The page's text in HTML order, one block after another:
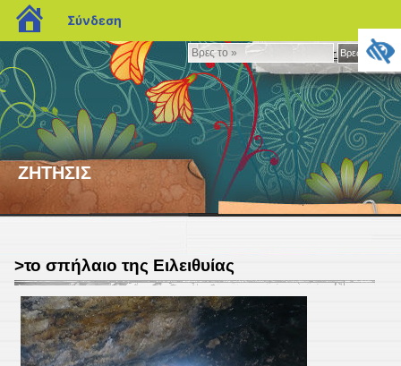
Βρες
το
»
Βρες το »
ΖΗΤΗΣΙΣ
>το σπήλαιο της Ειλειθυίας
blogs.sch.gr
Σύνδεση